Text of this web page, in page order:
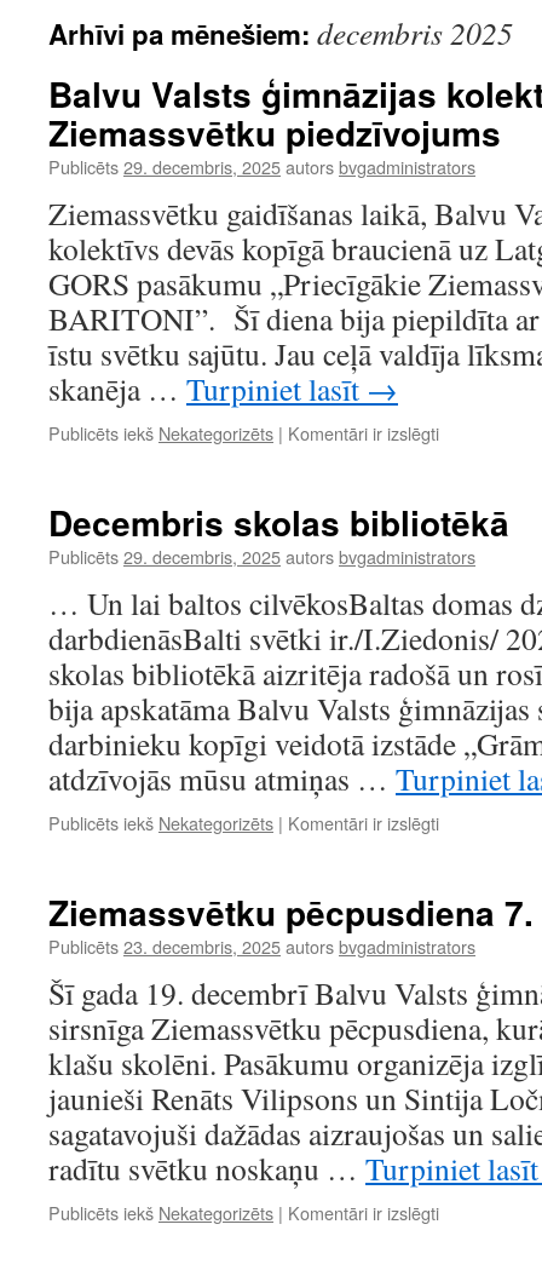
Arhīvi pa mēnešiem: decembris 2025
Balvu Valsts ģimnāzijas
Ziemassvētku piedzīvojums
Publicēts29. decembris, 2025autorsbvgadministrators
Ziemassvētku gaidīšanas laikā, Balvu
kolektīvs devās kopīgā braucienā uz
GORS pasākumu „Priecīgākie
BARITONI”. Šī diena bija piepildīta
īstu svētku sajūtu. Jau ceļā valdīja
skanēja … Turpiniet lasīt →
Publicēts iekš Nekategorizēts | Komentāri ir izslēgtiBalvu
sirsnīgais
Decembris skolas bibliotēkā
Publicēts29. decembris, 2025autorsbvgadministrators
… Un lai baltos cilvēkosBaltas domas
darbdienāsBalti svētki ir./I.Ziedonis/
skolas bibliotēkā aizritēja radošā un
bija apskatāma Balvu Valsts
darbinieku kopīgi veidotā izstāde
atdzīvojās mūsu atmiņas … Turpiniet
Publicēts iekš Nekategorizēts | Komentāri ir izslēgtiDecembris
Ziemassvētku pēcpusdiena
Publicēts23. decembris, 2025autorsbvgadministrators
Šī gada 19. decembrī Balvu Valsts
sirsnīga Ziemassvētku pēcpusdiena,
klašu skolēni. Pasākumu organizēja
jaunieši Renāts Vilipsons un Sintija
sagatavojuši dažādas aizraujošas un
radītu svētku noskaņu … Turpiniet
Publicēts iekš Nekategorizēts | Komentāri ir izslēgti